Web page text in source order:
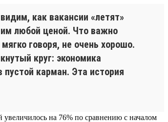
как вакансии «летят»
им любой ценой. Что важно
говоря, не очень хорошо.
круг: экономика
карман. Эта история
на 76% по сравнению с началом